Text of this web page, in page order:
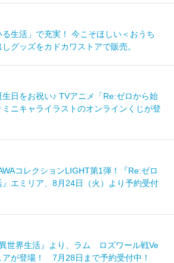
生活」で充実！ 今こそほしい＜おうち
グッズをカドカワストアで販売。
日をお祝い♪ TVアニメ「Re:ゼロから始
ニキャライラストのオンラインくじが登
コレクションLIGHT第1弾！『Re:ゼロ
エミリア、8月24日（火）より予約受付
異世界生活』より、ラム ロズワール戦Ve
アが登場！ 7月28日まで予約受付中！